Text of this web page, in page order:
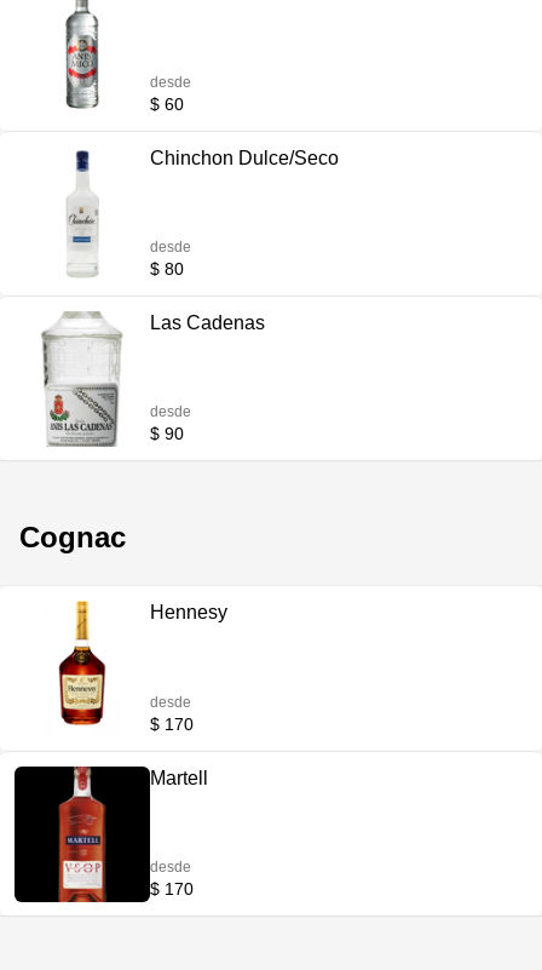
desde
$ 60
Chinchon Dulce/Seco
desde
$ 80
Las Cadenas
desde
$ 90
Cognac
Hennesy
desde
$ 170
Martell
desde
$ 170